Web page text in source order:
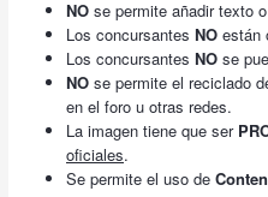
NO se permite añadir texto
Los concursantes NO están
Los concursantes NO se
NO se permite el reciclado
en el foro u otras redes.
La imagen tiene que ser
oficiales.
Se permite el uso de